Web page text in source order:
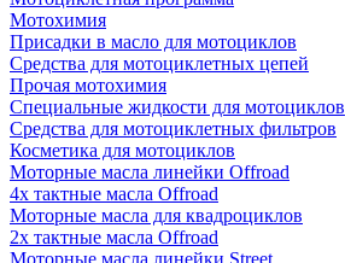
Мотохимия
Присадки в масло для мотоциклов
Средства для мотоциклетных цепей
Прочая мотохимия
Специальные жидкости для мотоциклов
Средства для мотоциклетных фильтров
Косметика для мотоциклов
Моторные масла линейки Offroad
4х тактные масла Offroad
Моторные масла для квадроциклов
2х тактные масла Offroad
Моторные масла линейки Street